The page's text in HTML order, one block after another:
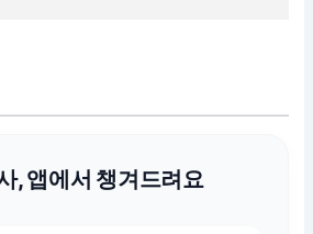
, 앱에서 챙겨드려요